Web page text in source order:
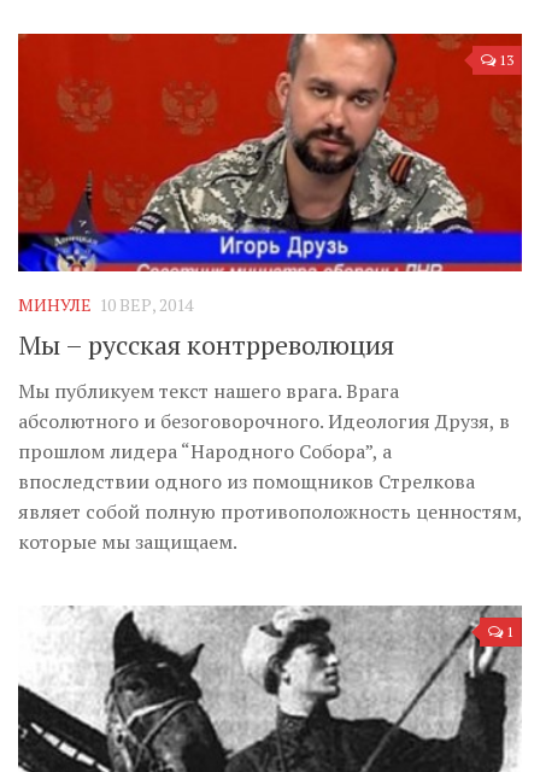
13
МИНУЛЕ 10 ВЕР, 2014
Мы – русская контрреволюция
Мы публикуем текст нашего врага. Врага
абсолютного и безоговорочного. Идеология Друзя, в
прошлом лидера “Народного Собора”, а
впоследствии одного из помощников Стрелкова
являет собой полную противоположность ценностям,
которые мы защищаем.
1